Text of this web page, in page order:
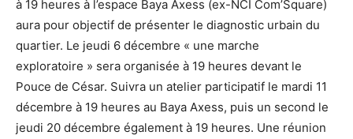
à 19 heures à l’espace Baya Axess (ex-NCI Com’Square)
aura pour objectif de présenter le diagnostic urbain du
quartier. Le jeudi 6 décembre « une marche
exploratoire » sera organisée à 19 heures devant le
Pouce de César. Suivra un atelier participatif le mardi 11
décembre à 19 heures au Baya Axess, puis un second le
jeudi 20 décembre également à 19 heures. Une réunion